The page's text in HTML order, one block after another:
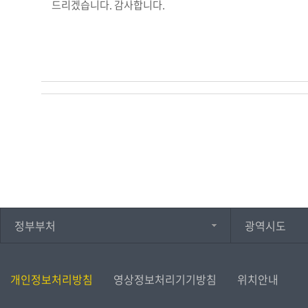
드리겠습니다. 감사합니다.
정부부처 광역시도
개인정보처리방침 영상정보처리기기방침 위치안내